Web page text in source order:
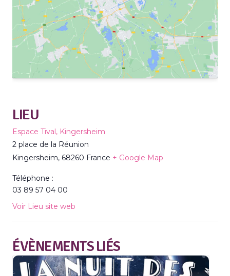
LIEU
Espace Tival, Kingersheim
2 place de la Réunion
Kingersheim, 68260 France + Google Map
Téléphone :
03 89 57 04 00
Voir Lieu site web
ÉVÈNEMENTS LIÉS